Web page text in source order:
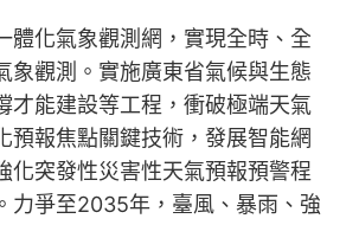
體化氣象觀測網，實現全時、全
象觀測。實施廣東省氣候與生態
才能建設等工程，衝破極端天氣
預報焦點關鍵技術，發展智能網
化突發性災害性天氣預報預警程
力爭至2035年，臺風、暴雨、強